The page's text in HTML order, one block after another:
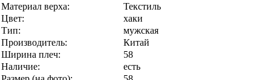
Материал верха:
Текстиль
Цвет:
хаки
Тип:
мужская
Производитель:
Китай
Ширина плеч:
58
Наличие:
есть